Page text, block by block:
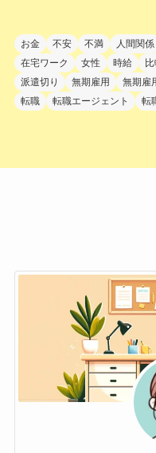
お金 不安 不満 人間関係
在宅ワーク
女性 時給
派遣切り
無期雇用 無期雇
転職
転職エージェント 転